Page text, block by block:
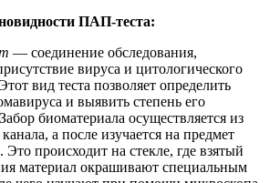
ПАП-теста:
— соединение обследования,
вируса и цитологического
вид теста позволяет определить
и выявить степень его
биоматериала осуществляется из
а после изучается на предмет
Это происходит на стекле, где взятый
материал окрашивают специальным